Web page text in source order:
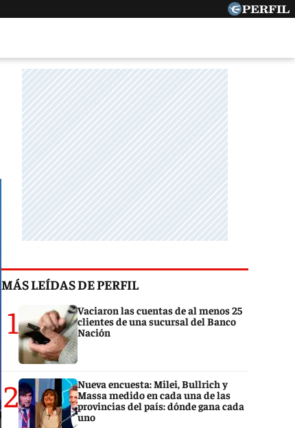
MÁS LEÍDAS DE PERFIL
1
Vaciaron las cuentas de al menos 25
clientes de una sucursal del Banco
Nación
2
Nueva encuesta: Milei, Bullrich y
Massa medido en cada una de las
provincias del país: dónde gana cada
uno